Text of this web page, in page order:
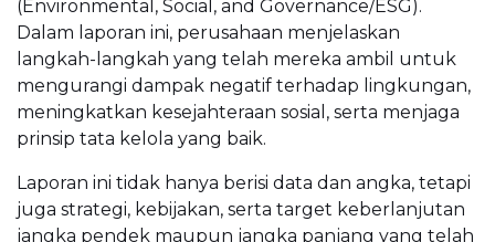
(Environmental, Social, and Governance/ESG).
Dalam laporan ini, perusahaan menjelaskan
langkah-langkah yang telah mereka ambil untuk
mengurangi dampak negatif terhadap lingkungan,
meningkatkan kesejahteraan sosial, serta menjaga
prinsip tata kelola yang baik.
Laporan ini tidak hanya berisi data dan angka, tetapi
juga strategi, kebijakan, serta target keberlanjutan
jangka pendek maupun jangka panjang yang telah